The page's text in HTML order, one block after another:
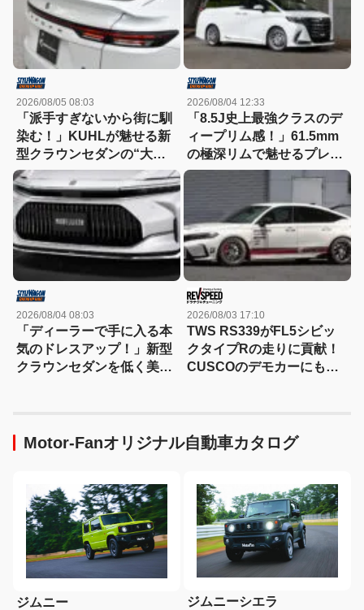
2026/08/05 08:03
「派手すぎないから街に馴
染む！」KUHLが魅せる新
型クラウンセダンの“大人
な”薄型フラップエアロ
2026/08/04 12:33
「8.5J史上最強クラスのデ
ィープリム感！」61.5mm
の極深リムで魅せるプレシ
ャスAST-M5の衝撃
2026/08/04 08:03
「ディーラーで手に入る本
気のドレスアップ！」新型
クラウンセダンを低く美し
2026/08/03 17:10
TWS RS339がFL5シビッ
クタイプRの走りに貢献！
CUSCOのデモカーにも装
Motor-Fanオリジナル自動車カタログ
ジムニー ジムニーシエラ